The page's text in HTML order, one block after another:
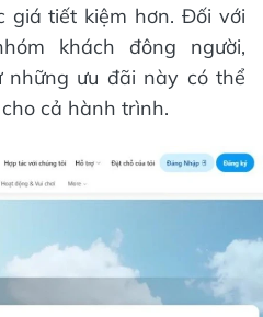
giá tiết kiệm hơn. Đối với
khách đông người,
những ưu đãi này có thể
cả hành trình.